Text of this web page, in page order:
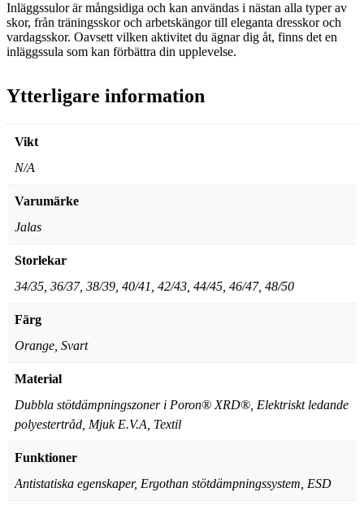
Inläggssulor är mångsidiga och kan användas i nästan alla typer av
skor, från träningsskor och arbetskängor till eleganta dresskor och
vardagsskor. Oavsett vilken aktivitet du ägnar dig åt, finns det en
inläggssula som kan förbättra din upplevelse.
Ytterligare information
Vikt
N/A
Varumärke
Jalas
Storlekar
34/35, 36/37, 38/39, 40/41, 42/43, 44/45, 46/47, 48/50
Färg
Orange, Svart
Material
Dubbla stötdämpningszoner i Poron® XRD®, Elektriskt ledande
polyestertråd, Mjuk E.V.A, Textil
Funktioner
Antistatiska egenskaper, Ergothan stötdämpningssystem, ESD